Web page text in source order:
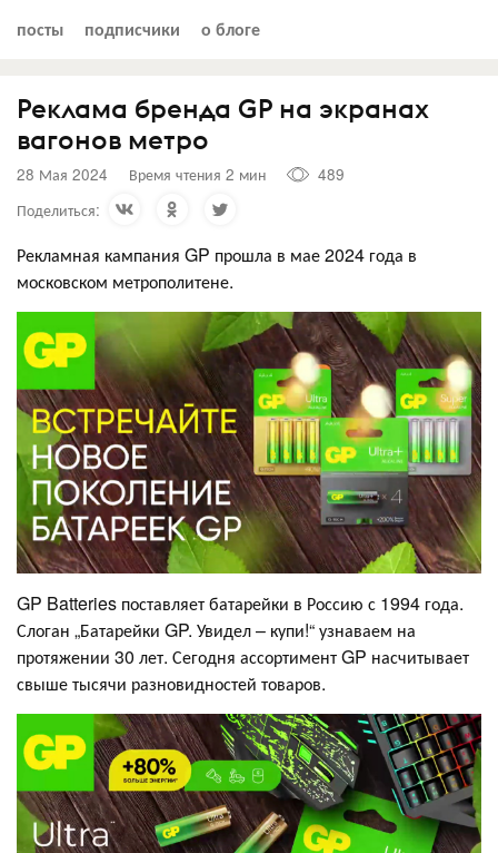
посты подписчики о блоге
Реклама бренда GP на экранах
вагонов метро
28 Мая 2024 Время чтения 2 мин
489
Поделиться:
Рекламная кампания GP прошла в мае 2024 года в
московском метрополитене.
GP Batteries поставляет батарейки в Россию с 1994 года.
Слоган „Батарейки GP. Увидел – купи!“ узнаваем на
протяжении 30 лет. Сегодня ассортимент GP насчитывает
свыше тысячи разновидностей товаров.